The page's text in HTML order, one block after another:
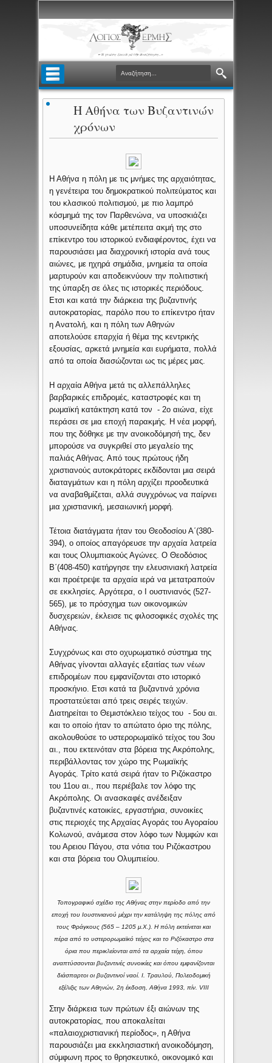
Η Αθήνα των Βυζαντινών
χρόνων
Η Αθήνα η πόλη με τις μνήμες της αρχαιότητας,
η γενέτειρα του δημοκρατικού πολιτεύματος και
του κλασικού πολιτισμού, με πιο λαμπρό
κόσμημά της τον Παρθενώνα, να υποσκιάζει
υποσυνείδητα κάθε μετέπειτα ακμή της στο
επίκεντρο του ιστορικού ενδιαφέροντος, έχει να
παρουσιάσει μια διαχρονική ιστορία ανά τους
αιώνες, με ηχηρά σημάδια, μνημεία τα οποία
μαρτυρούν και αποδεικνύουν την πολιτιστική
της ύπαρξη σε όλες τις ιστορικές περιόδους.
Ετσι και κατά την διάρκεια της βυζαντινής
αυτοκρατορίας, παρόλο που το επίκεντρο ήταν
η Ανατολή, και η πόλη των Αθηνών
αποτελούσε επαρχία ή θέμα της κεντρικής
εξουσίας, αρκετά μνημεία και ευρήματα, πολλά
από τα οποία διασώζονται ως τις μέρες μας.
Η αρχαία Αθήνα μετά τις αλλεπάλληλες
βαρβαρικές επιδρομές, καταστροφές και τη
ρωμαϊκή κατάκτηση κατά τον - 2ο αιώνα, είχε
περάσει σε μια εποχή παρακμής. Η νέα μορφή,
που της δόθηκε με την ανοικοδόμησή της, δεν
μπορούσε να συγκριθεί στο μεγαλείο της
παλιάς Αθήνας. Από τους πρώτους ήδη
χριστιανούς αυτοκράτορες εκδίδονται μια σειρά
διαταγμάτων και η πόλη αρχίζει προοδευτικά
να αναβαθμίζεται, αλλά συγχρόνως να παίρνει
μια χριστιανική, μεσαιωνική μορφή.
Τέτοια διατάγματα ήταν του Θεοδοσίου Α΄(380-
394), ο οποίος απαγόρευσε την αρχαία λατρεία
και τους Ολυμπιακούς Αγώνες. Ο Θεοδόσιος
Β΄(408-450) κατήργησε την ελευσινιακή λατρεία
και προέτρεψε τα αρχαία ιερά να μετατραπούν
σε εκκλησίες. Αργότερα, ο Ι ουστινιανός (527-
565), με το πρόσχημα των οικονομικών
δυσχερειών, έκλεισε τις φιλοσοφικές σχολές της
Αθήνας.
Συγχρόνως και στο οχυρωματικό σύστημα της
Αθήνας γίνονται αλλαγές εξαιτίας των νέων
επιδρομέων που εμφανίζονται στο ιστορικό
προσκήνιο. Ετσι κατά τα βυζαντινά χρόνια
προστατεύεται από τρεις σειρές τειχών.
Διατηρείται το Θεμιστόκλειο τείχος του - 5ου αι.
και το οποίο ήταν το απώτατο όριο της πόλης,
ακολουθούσε το υστερορωμαϊκό τείχος του 3ου
αι., που εκτεινόταν στα βόρεια της Ακρόπολης,
περιβάλλοντας τον χώρο της Ρωμαϊκής
Αγοράς. Τρίτο κατά σειρά ήταν το Ριζόκαστρο
του 11ου αι., που περιέβαλε τον λόφο της
Ακρόπολης. Οι ανασκαφές ανέδειξαν
βυζαντινές κατοικίες, εργαστήρια, συνοικίες
στις περιοχές της Αρχαίας Αγοράς του Αγοραίου
Κολωνού, ανάμεσα στον λόφο των Νυμφών και
του Αρειου Πάγου, στα νότια του Ριζόκαστρου
και στα βόρεια του Ολυμπιείου.
Τοπογραφικό σχέδιο της Αθήνας στην περίοδο από την
εποχή του Ιουστινιανού μέχρι την κατάληψη της πόλης από
τους Φράγκους (565 – 1205 μ.Χ.). Η πόλη εκτείνεται και
πέρα από το υστερορωμαϊκό τείχος και το Ριζόκαστρο στα
όρια που περικλείονται από τα αρχαία τείχη, όπου
αναπτύσσονται βυζαντινές συνοικίες και όπου εμφανίζονται
διάσπαρτοι οι βυζαντινοί ναοί. Ι. Τραυλού, Πολεοδομική
εξέλιξις των Αθηνών, 2η έκδοση, Αθήνα 1993, πίν. VIΙΙ
Στην διάρκεια των πρώτων έξι αιώνων της
αυτοκρατορίας, που αποκαλείται
«παλαιοχριστιανική περίοδος», η Αθήνα
παρουσιάζει μια εκκλησιαστική ανοικοδόμηση,
σύμφωνη προς το θρησκευτικό, οικονομικό και